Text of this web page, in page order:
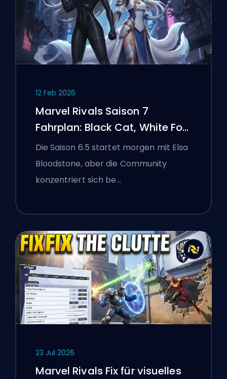
12 Feb 2026
Marvel Rivals Saison 7
Fahrplan: Black Cat, White Fox
und das Monsters Take
Manhattan Event
Die Saison 6.5 startet morgen mit Elsa
Bloodstone, aber die Community
konzentriert sich be…
23 Jul 2026
Marvel Rivals Fix für visuelles